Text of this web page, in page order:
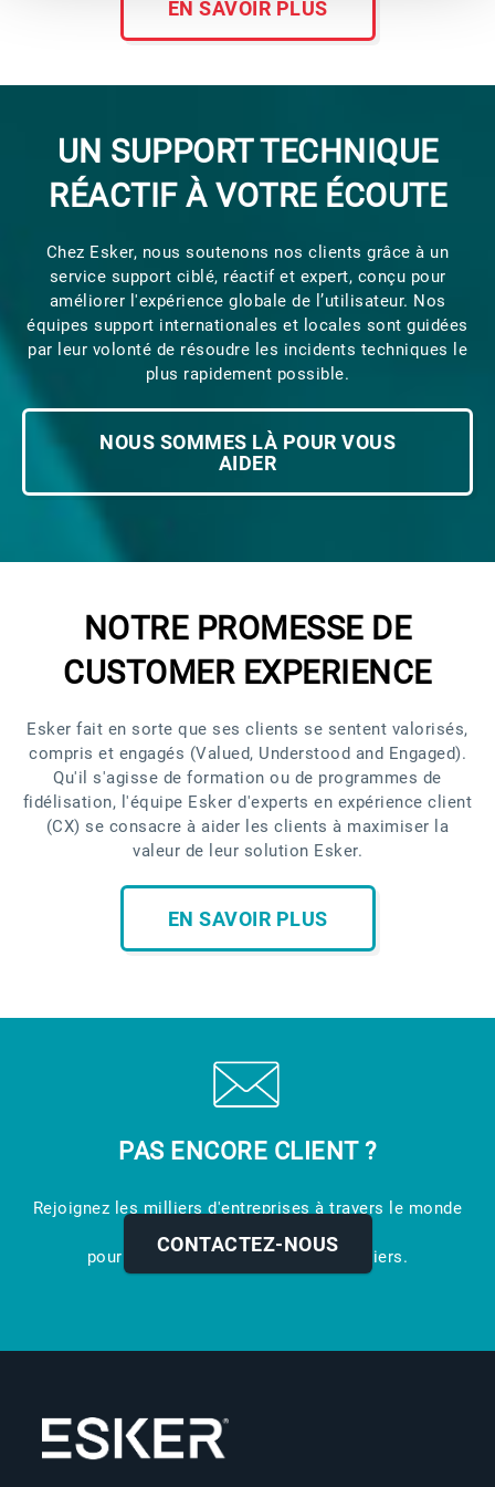
EN SAVOIR PLUS
UN SUPPORT TECHNIQUE
RÉACTIF À VOTRE ÉCOUTE
Chez Esker, nous soutenons nos clients grâce à un
service support ciblé, réactif et expert, conçu pour
améliorer l'expérience globale de l’utilisateur. Nos
équipes support internationales et locales sont guidées
par leur volonté de résoudre les incidents techniques le
plus rapidement possible.
NOUS SOMMES LÀ POUR VOUS
AIDER
NOTRE PROMESSE DE
CUSTOMER EXPERIENCE
Esker fait en sorte que ses clients se sentent valorisés,
compris et engagés (Valued, Understood and Engaged).
Qu'il s'agisse de formation ou de programmes de
fidélisation, l'équipe Esker d'experts en expérience client
(CX) se consacre à aider les clients à maximiser la
valeur de leur solution Esker.
EN SAVOIR PLUS
PAS ENCORE CLIENT ?
Rejoignez les milliers d'entreprises à travers le monde
qui utilisent Esker
pour digitaliser leurs processus métiers.
CONTACTEZ-NOUS